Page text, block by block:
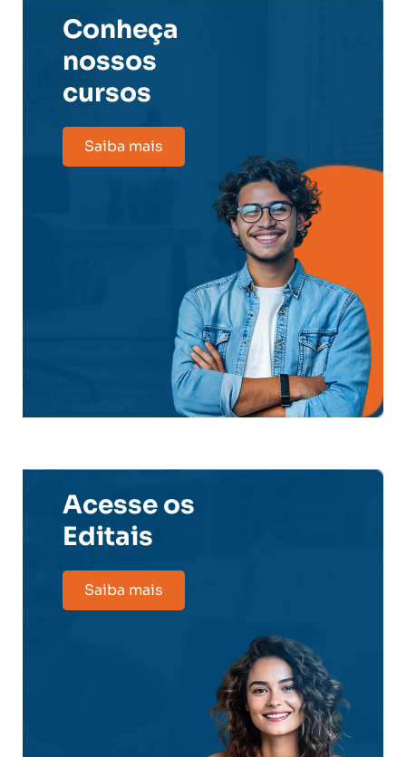
Conheça
nossos
cursos
Saiba mais
Acesse os
Editais
Saiba mais